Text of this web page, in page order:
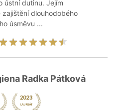
ústní dutinu. Jejím
zajištění dlouhodobého
úsměvu ...
Radka Pátková